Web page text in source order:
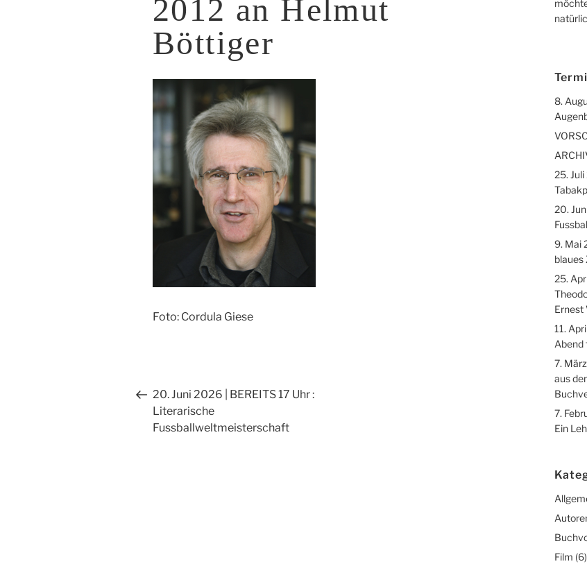
2012 an Helmut
Böttiger
Foto: Cordula Giese
Beitragsnavigation
Vorheriger
Beitrag
20. Juni 2026 | BEREITS 17 Uhr :
Literarische
Fussballweltmeisterschaft
8.
25.
20.
9. Mai
blaues
25.
Ernest
11.
Abend
7.
aus
7.
Ein
Film (6)